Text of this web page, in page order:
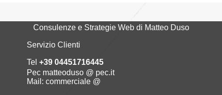
Consulenze e Strategie Web di Matteo Duso
Servizio Clienti
Tel +39 04451716445
Pec matteoduso @ pec.it
Mail: commerciale @